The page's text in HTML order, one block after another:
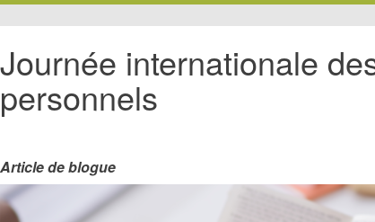
Journée internationale
personnels
Article de blogue